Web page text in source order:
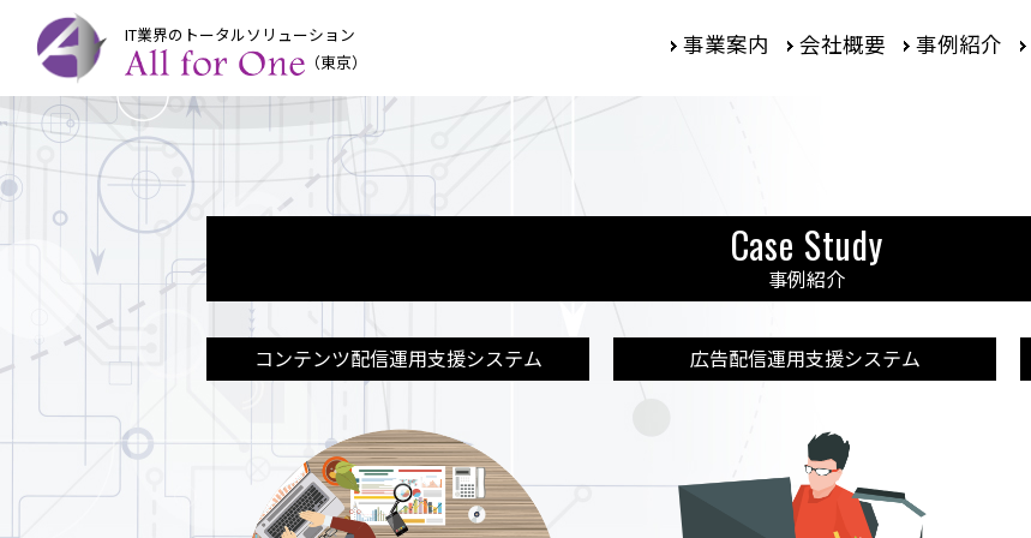
IT業界のトータルソリューション
（東京）
事業案内 会社概要 事例紹介
Case Study
事例紹介
コンテンツ配信運用支援システム 広告配信運用支援システム